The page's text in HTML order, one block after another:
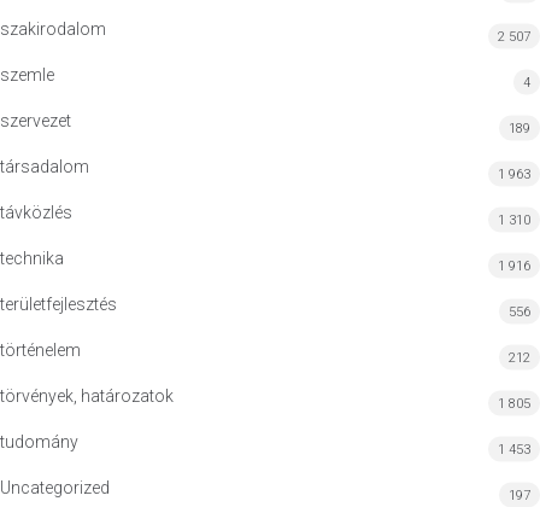
szakirodalom 2 507
szemle 4
szervezet 189
társadalom 1 963
távközlés 1 310
technika 1 916
területfejlesztés 556
történelem 212
törvények, határozatok 1 805
tudomány 1 453
Uncategorized 197